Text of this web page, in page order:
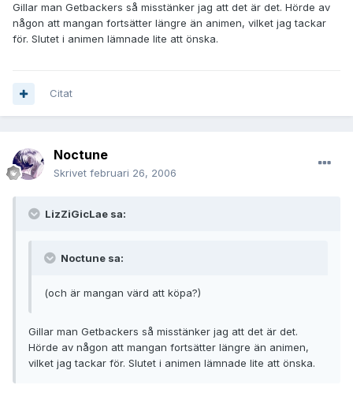
Gillar man Getbackers så misstänker jag att det är det. Hörde av
någon att mangan fortsätter längre än animen, vilket jag tackar
för. Slutet i animen lämnade lite att önska.
Citat
Noctune
Skrivet februari 26, 2006
LizZiGicLae sa:
Noctune sa:
(och är mangan värd att köpa?)
Gillar man Getbackers så misstänker jag att det är det.
Hörde av någon att mangan fortsätter längre än animen,
vilket jag tackar för. Slutet i animen lämnade lite att önska.